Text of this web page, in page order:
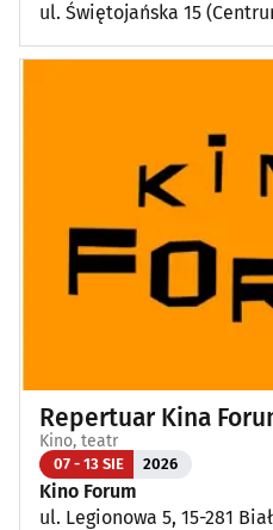
ul. Świętojańska 15
Repertuar Kina
Kino, teatr
07 - 13 SIE 2026
Kino Forum
ul. Legionowa 5, 15-281